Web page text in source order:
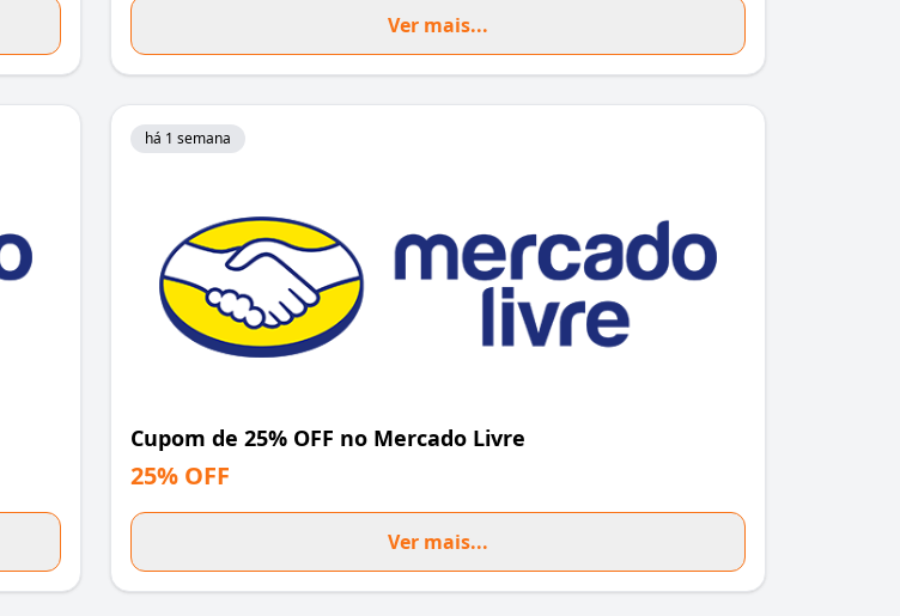
Ver mais...
há 1 semana
Cupom de 25% OFF no Mercado Livre
25% OFF
Ver mais...